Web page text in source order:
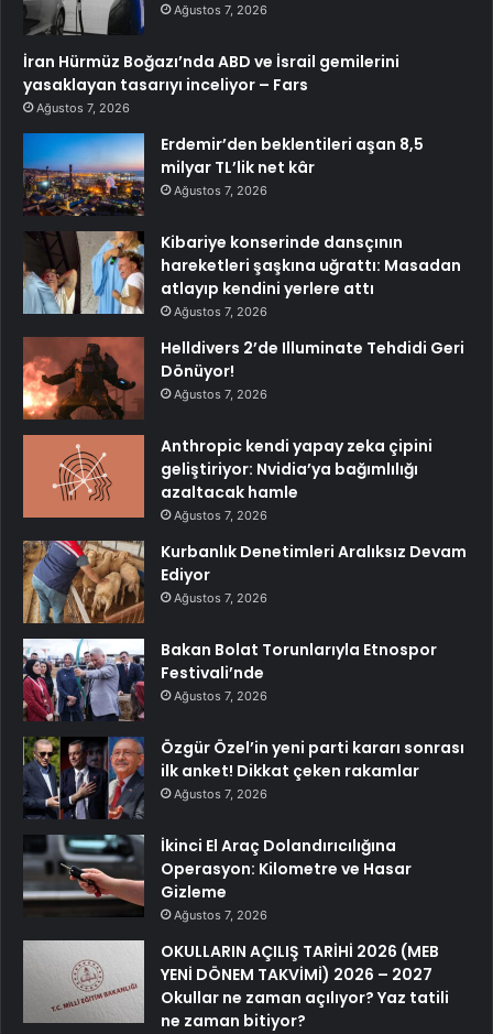
Ağustos 7, 2026
İran Hürmüz Boğazı’nda ABD ve İsrail gemilerini
yasaklayan tasarıyı inceliyor – Fars
Ağustos 7, 2026
Erdemir’den beklentileri aşan 8,5
milyar TL’lik net kâr
Ağustos 7, 2026
Kibariye konserinde dansçının
hareketleri şaşkına uğrattı: Masadan
atlayıp kendini yerlere attı
Ağustos 7, 2026
Helldivers 2’de Illuminate Tehdidi Geri
Dönüyor!
Ağustos 7, 2026
Anthropic kendi yapay zeka çipini
geliştiriyor: Nvidia’ya bağımlılığı
azaltacak hamle
Ağustos 7, 2026
Kurbanlık Denetimleri Aralıksız Devam
Ediyor
Ağustos 7, 2026
Bakan Bolat Torunlarıyla Etnospor
Festivali’nde
Ağustos 7, 2026
Özgür Özel’in yeni parti kararı sonrası
ilk anket! Dikkat çeken rakamlar
Ağustos 7, 2026
İkinci El Araç Dolandırıcılığına
Operasyon: Kilometre ve Hasar
Gizleme
Ağustos 7, 2026
OKULLARIN AÇILIŞ TARİHİ 2026 (MEB
YENİ DÖNEM TAKVİMİ) 2026 – 2027
Okullar ne zaman açılıyor? Yaz tatili
ne zaman bitiyor?